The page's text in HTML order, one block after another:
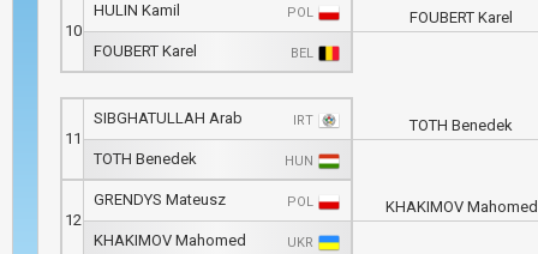
10
HULIN Kamil POL
FOUBERT Karel BEL
11
SIBGHATULLAH Arab IRT
TOTH Benedek HUN
12
GRENDYS Mateusz POL
KHAKIMOV Mahomed UKR
FOUBERT Karel
TOTH Benedek
KHAKIMOV Mahomed